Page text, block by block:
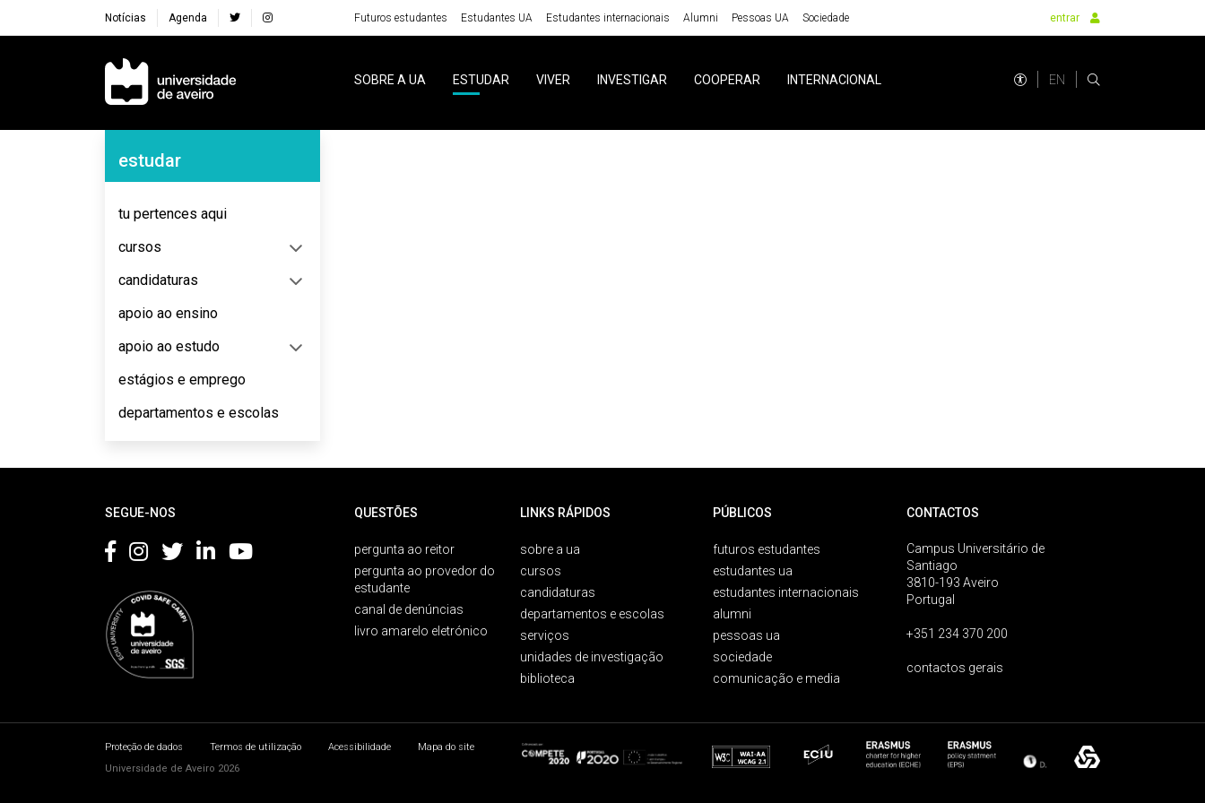
Notícias Agenda Futuros estudantes Estudantes UA Estudantes internacionais Alumni Pessoas UA Sociedade entrar
Navegação Principal
SOBRE A UA ESTUDAR VIVER INVESTIGAR COOPERAR INTERNACIONAL EN
Navegação Lateral
estudar
tu pertences aqui
cursos
candidaturas
apoio ao ensino
apoio ao estudo
estágios e emprego
departamentos e escolas
SEGUE-NOS QUESTÕES
pergunta ao reitor
pergunta ao provedor do
estudante
canal de denúncias
livro amarelo eletrónico
LINKS RÁPIDOS
sobre a ua
cursos
candidaturas
departamentos e escolas
serviços
unidades de investigação
biblioteca
PÚBLICOS
futuros estudantes
estudantes ua
estudantes internacionais
alumni
pessoas ua
sociedade
comunicação e media
CONTACTOS
Campus Universitário de
Santiago
3810-193 Aveiro
Portugal
+351 234 370 200
contactos gerais
Proteção de dados Termos de utilização Acessibilidade
Mapa do site
Universidade de Aveiro 2026